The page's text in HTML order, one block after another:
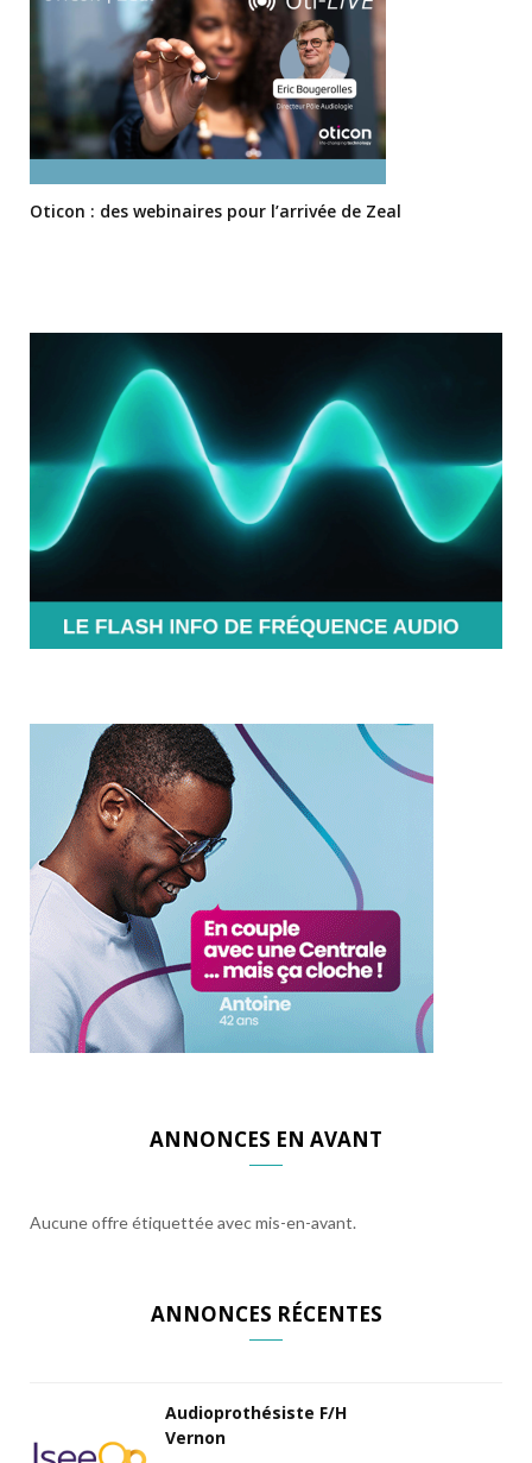
Oticon : des webinaires pour l’arrivée de Zeal
ANNONCES EN AVANT
Aucune offre étiquettée avec mis-en-avant.
ANNONCES RÉCENTES
Audioprothésiste F/H
Vernon